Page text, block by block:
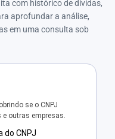
com histórico de dívidas,
aprofundar a análise,
em uma consulta sob
se o CNPJ
outras empresas.
CNPJ